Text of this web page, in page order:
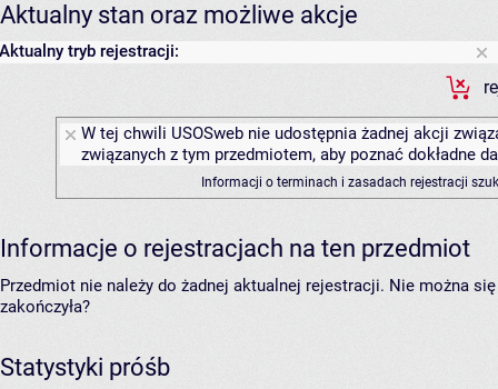
Aktualny stan oraz możliwe akcje
Aktualny tryb rejestracji:
W tej chwili USOSweb nie udostępnia żadnej akcji
związanych z tym przedmiotem, aby poznać dokładne
Informacji o terminach i zasadach rejestracji
Informacje o rejestracjach na ten przedmiot
Przedmiot nie należy do żadnej aktualnej rejestracji. Nie można
zakończyła?
Statystyki próśb